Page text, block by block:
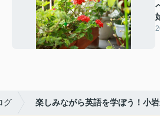
グ 楽しみながら英語を学ぼう！小